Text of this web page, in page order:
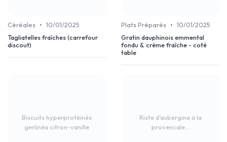
Céréales • 10/01/2025
Tagliatelles fraîches (carrefour
discout)
Plats Préparés • 10/01/2025
Gratin dauphinois emmental
fondu & crème fraîche - coté
table
Biscuits hyperprotéinés
gerlinéa citron-vanille
Riste d'aubergine à la
provencale...